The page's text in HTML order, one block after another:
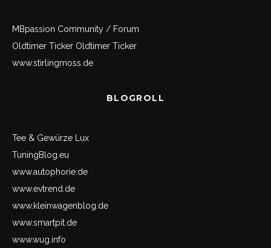
MBpassion Community / Forum
Oldtimer Ticker Oldtimer Ticker
www.stirlingmoss.de
BLOGROLL
Tee & Gewürze Lux
TuningBlog.eu
www.autophorie.de
www.evtrend.de
www.kleinwagenblog.de
www.smartpit.de
www.wug.info